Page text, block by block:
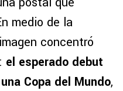
medio de la
concentró
el esperado debut
Copa del Mundo,